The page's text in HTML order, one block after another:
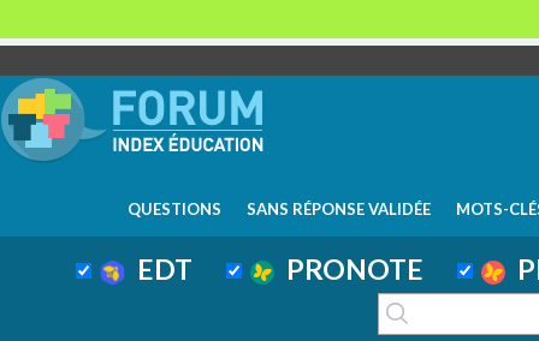
QUESTIONS SANS RÉPONSE VALIDÉE MOTS-
EDT PRONOTE